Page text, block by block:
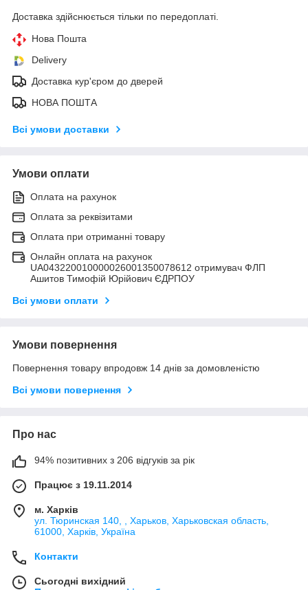
Доставка здійснюється тільки по передоплаті.
Нова Пошта
Delivery
Доставка кур'єром до дверей
НОВА ПОШТА
Всі умови доставки
Умови оплати
Оплата на рахунок
Оплата за реквізитами
Оплата при отриманні товару
Онлайн оплата на рахунок
UA043220010000026001350078612 отримувач ФЛП
Ашитов Тимофій Юрійович ЄДРПОУ
Всі умови оплати
Умови повернення
Повернення товару впродовж 14 днів за домовленістю
Всі умови повернення
Про нас
94% позитивних з 206 відгуків за рік
Працює з 19.11.2014
м. Харків
ул. Тюринская 140, , Харьков, Харьковская область,
61000, Харків, Україна
Контакти
Сьогодні вихідний